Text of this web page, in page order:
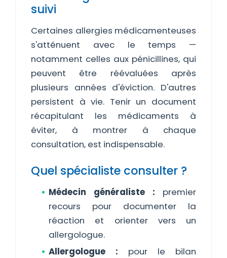
suivi
Certaines allergies médicamenteuses
s'atténuent avec le temps —
notamment celles aux pénicillines, qui
peuvent être réévaluées après
plusieurs années d'éviction. D'autres
persistent à vie. Tenir un document
récapitulant les médicaments à
éviter, à montrer à chaque
consultation, est indispensable.
Quel spécialiste consulter ?
Médecin généraliste : premier
recours pour documenter la
réaction et orienter vers un
allergologue.
Allergologue : pour le bilan